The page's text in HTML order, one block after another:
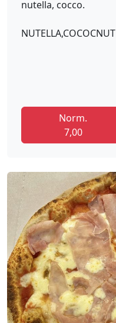
nutella, cocco.
NUTELLA,COCOCNUT
Norm.
7,00